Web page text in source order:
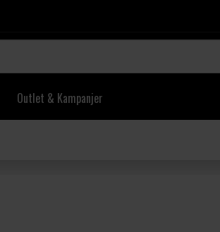
Outlet & Kampanjer